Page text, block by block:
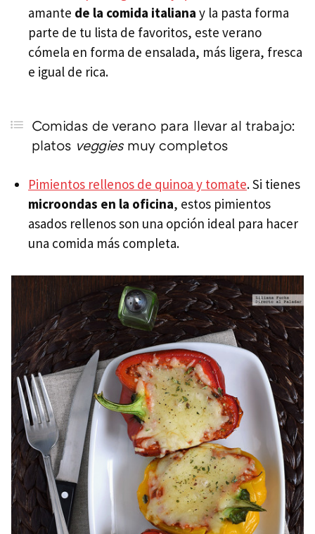
amante de la comida italiana y la pasta forma
parte de tu lista de favoritos, este verano
cómela en forma de ensalada, más ligera, fresca
e igual de rica.
Comidas de verano para llevar al trabajo:
platos veggies muy completos
Pimientos rellenos de quinoa y tomate. Si tienes
microondas en la oficina, estos pimientos
asados rellenos son una opción ideal para hacer
una comida más completa.